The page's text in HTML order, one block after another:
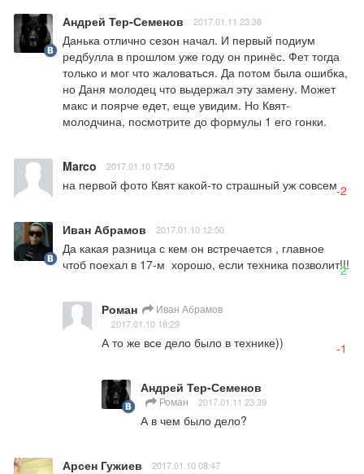
Андрей Тер-Семенов 2017.01.11 23:38
Данька отлично сезон начал. И первый подиум
редбулла в прошлом уже году он принёс. Фет тогда
только и мог что жаловаться. Да потом была ошибка,
но Даня молодец что выдержал эту замену. Может
макс и поярче едет, еще увидим. Но Квят-
молодчина, посмотрите до формулы 1 его гонки.
Marco 2017.01.10 17:50
на первой фото Квят какой-то страшный уж совсем-2
Иван Абрамов 2017.01.10 12:50
Да какая разница с кем он встречается , главное
чтоб поехал в 17-м  хорошо, если техника позволит!!!
2
Роман Иван Абрамов
2017.01.10 18:29
А то же все дело было в технике)) -1
Андрей Тер-Семенов
Роман 2017.01.11 23:39
А в чем было дело?
Арсен Гужиев 2017.01.10 08:47